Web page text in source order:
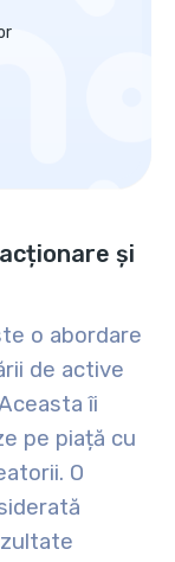
și
o abordare
de active
îi
pe piață cu
O